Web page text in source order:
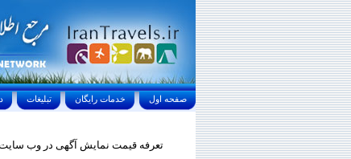
درباره ما تبليغات خدمات رايگان صفحه اول
تعرفه قیمت نمایش آگهی در وب